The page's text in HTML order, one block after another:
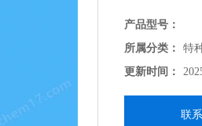
产品型号：
所属分类：
特
更新时间：
联